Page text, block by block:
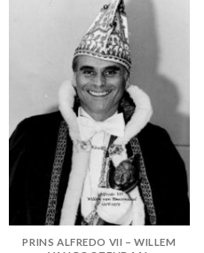
PRINS ALFREDO VII – WILLEM